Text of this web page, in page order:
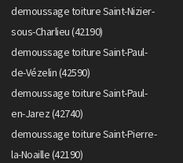
demoussage toiture Saint-Nizier-
sous-Charlieu (42190)
demoussage toiture Saint-Paul-
de-Vézelin (42590)
demoussage toiture Saint-Paul-
en-Jarez (42740)
demoussage toiture Saint-Pierre-
la-Noaille (42190)